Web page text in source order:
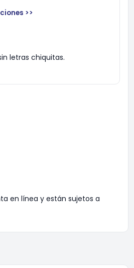
>>
en línea y están sujetos a